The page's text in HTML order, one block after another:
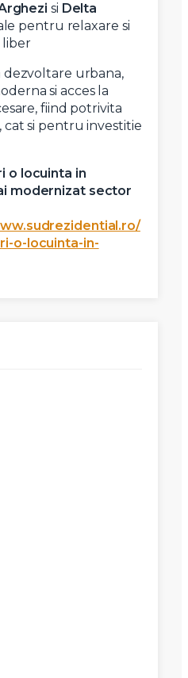
si Delta
pentru relaxare si
liber
dezvoltare urbana,
si acces la
fiind potrivita
si pentru investitie
o locuinta in
modernizat sector
o-locuinta-in-